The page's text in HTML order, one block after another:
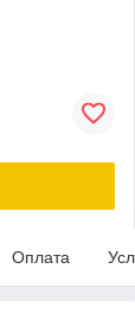
Оплата